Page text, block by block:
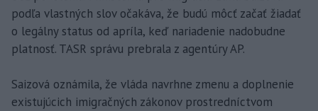
podľa vlastných slov očakáva, že budú môcť začať žiadať
o legálny status od apríla, keď nariadenie nadobudne
platnosť. TASR správu prebrala z agentúry AP.
Saizová oznámila, že vláda navrhne zmenu a doplnenie
existujúcich imigračných zákonov prostredníctvom